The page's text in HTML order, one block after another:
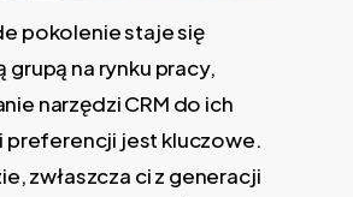
pokolenie staje się
grupą na rynku pracy,
narzędzi CRM do ich
preferencji jest kluczowe.
zwłaszcza ci z generacji